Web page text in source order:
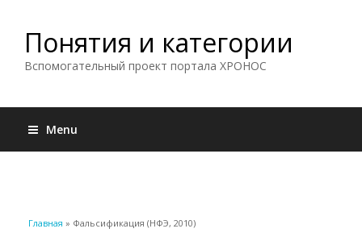
Понятия и категории
Вспомогательный проект портала ХРОНОС
Menu
Вы здесь
Главная » Фальсификация (НФЭ, 2010)